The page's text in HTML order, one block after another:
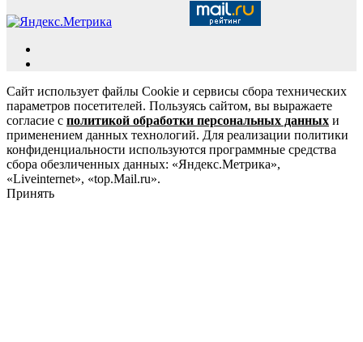
Сайт использует файлы Cookie и сервисы сбора технических
параметров посетителей. Пользуясь сайтом, вы выражаете
согласие с политикой обработки персональных данных и
применением данных технологий. Для реализации политики
конфиденциальности используются программные средства
сбора обезличенных данных: «Яндекс.Метрика»,
«Liveinternet», «top.Mail.ru».
Принять